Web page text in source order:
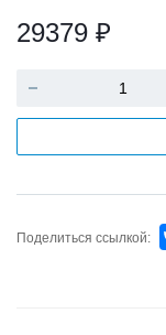
29379 ₽
Поделиться ссылкой: